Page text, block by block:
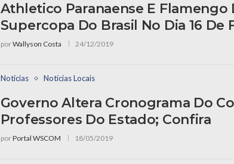
Athletico Paranaense E Flamengo
Supercopa Do Brasil No Dia 16 De
porWallyson Costa 24/12/2019
Notícias Notícias Locais
Governo Altera Cronograma Do
Professores Do Estado; Confira
porPortal WSCOM 18/05/2019